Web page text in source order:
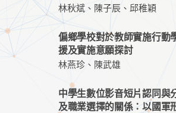
林秋斌、陳子辰、邱稚穎
偏鄉學校對於教師實施行動
援及實施意願探討
林燕珍、陳武雄
中學生數位影音短片認同與
及職業選擇的關係：以國軍